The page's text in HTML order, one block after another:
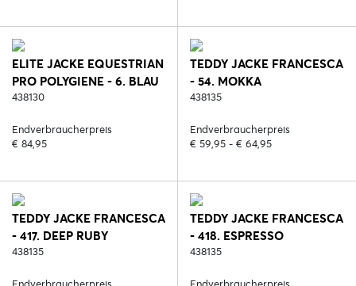
ELITE JACKE EQUESTRIAN
PRO POLYGIENE - 6. BLAU
(POLYGIENE)
438130
Endverbraucherpreis
€ 84,95
TEDDY JACKE FRANCESCA
- 54. MOKKA
438135
Endverbraucherpreis
€ 59,95 - € 64,95
TEDDY JACKE FRANCESCA
- 417. DEEP RUBY
438135
TEDDY JACKE FRANCESCA
- 418. ESPRESSO
438135